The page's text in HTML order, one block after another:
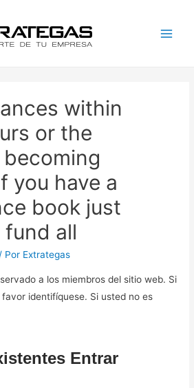
within
or the
you have a
book just
fund all
Por Extrategas
a los miembros del sitio web. Si
identifíquese. Si usted no es
Entrar